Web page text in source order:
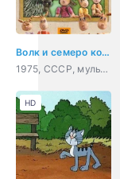
Волк и семеро козлят на новый лад
1975, СССР, мультфильм, короткометражка, мюзикл, семейный
HD